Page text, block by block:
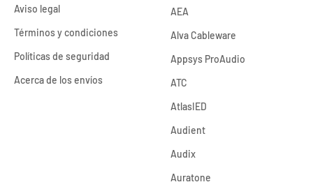
Aviso legal
Términos y condiciones
Políticas de seguridad
Acerca de los envíos
AEA
Alva Cableware
Appsys ProAudio
ATC
AtlasIED
Audient
Audix
Auratone